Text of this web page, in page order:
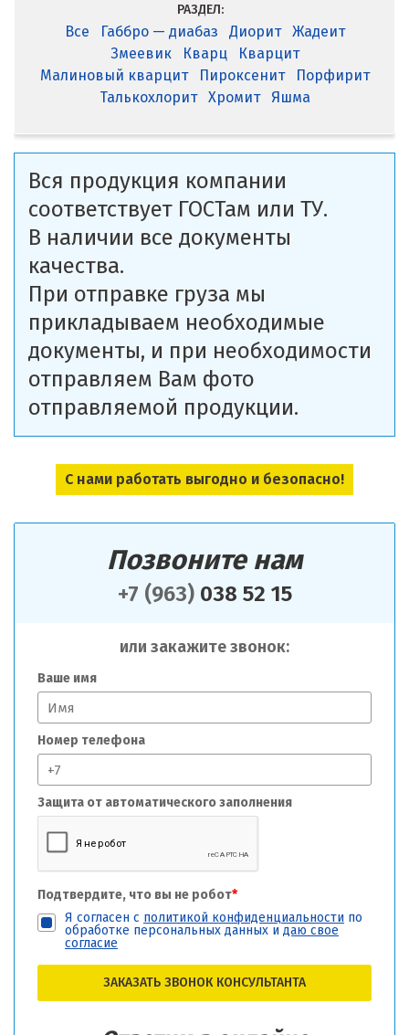
Позвоните нам
+7 (963)038 52 15
или закажите звонок:
Ваше имя
Номер телефона
Защита от автоматического заполнения
Подтвердите, что вы не робот*
Я согласен с политикой конфиденциальности по
обработке персональных данных и даю свое
согласие
ЗАКАЗАТЬ ЗВОНОК КОНСУЛЬТАНТА
РАЗДЕЛ:
Все Габбро — диабаз Диорит
Жадеит
Змеевик
Кварц
Кварцит
Малиновый кварцит
Пироксенит
Порфирит
Талькохлорит
Хромит Яшма
Вся продукция компании
соответствует ГОСТам или ТУ.
В наличии все документы
качества.
При отправке груза мы
прикладываем необходимые
документы, и при необходимости
отправляем Вам фото
отправляемой продукции.
С нами работать выгодно и безопасно!